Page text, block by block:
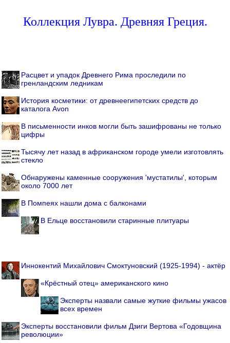
Коллекция Лувра. Древняя Греция.
Расцвет и упадок Древнего Рима проследили по
гренландским ледникам
История косметики: от древнеегипетских средств до
каталога Avon
В письменности инков могли быть зашифрованы не только
цифры
Тысячу лет назад в африканском городе умели изготовлять
стекло
Обнаружены каменные сооружения 'мустатилы', которым
около 7000 лет
В Помпеях нашли дома с балконами
В Ельце восстановили старинные плитуары
Иннокентий Михайлович Смоктуновский (1925-1994) - актёр
«Крёстный отец» американского кино
Эксперты назвали самые жуткие фильмы ужасов
всех времен
Эксперты восстановили фильм Дзиги Вертова «Годовщина
революции»